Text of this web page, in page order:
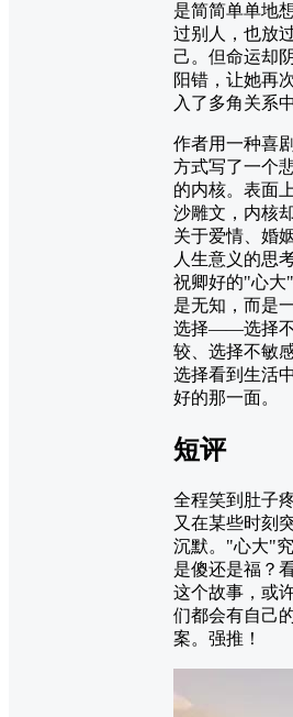
是简简单单地
过别人，也放
己。但命运却
阳错，让她再
入了多角关系中
作者用一种喜
方式写了一个
的内核。表面
沙雕文，内核
关于爱情、婚
人生意义的思考
祝卿好的"心大
是无知，而是
选择——选择
较、选择不敏感
选择看到生活
好的那一面。
短评
全程笑到肚子疼
又在某些时刻
沉默。"心大"
是傻还是福？
这个故事，或
们都会有自己
案。强推！